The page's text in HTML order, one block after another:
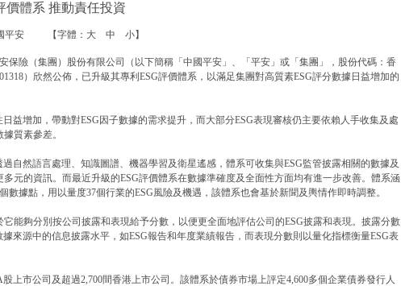
價體系 推動責任投資
平安 【字體： 大 中 小】
保險（集團）股份有限公司（以下簡稱「中國平安」、「平安」或「集團」，股份代碼：香
）欣然公佈，已升級其專利ESG評價體系，以滿足集團對高質素ESG評分數據日益增加的
益增加，帶動對ESG因子數據的需求提升，而大部分ESG表現審核仍主要依賴人手收集及處
質素參差。
自然語言處理、知識圖譜、機器學習及衛星遙感，體系可收集與ESG監管披露相關的數據及
元的資訊。而最近升級的ESG評價體系在數據準確度及全面性方面均有進一步改善。體系涵
數據點，用以量度37個行業的ESG風險及機遇，該體系也會基於新聞及輿情作即時調整。
能夠分別按公司披露和表現給予分數，以便更全面地評估公司的ESG披露和表現。披露分數
來源中的信息披露水平，如ESG報告和年度業績報告，而表現分數則以量化指標衡量ESG表
上市公司及超過2,700間香港上市公司。該體系於債券市場上評定4,600多個企業債券發行人